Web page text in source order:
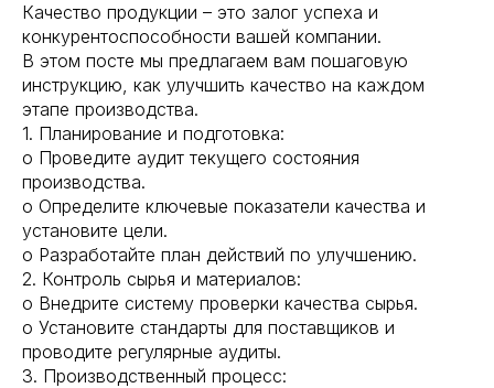
Качество продукции – это залог успеха и
конкурентоспособности вашей компании.
В этом посте мы предлагаем вам пошаговую
инструкцию, как улучшить качество на каждом
этапе производства.
1. Планирование и подготовка:
o Проведите аудит текущего состояния
производства.
o Определите ключевые показатели качества и
установите цели.
o Разработайте план действий по улучшению.
2. Контроль сырья и материалов:
o Внедрите систему проверки качества сырья.
o Установите стандарты для поставщиков и
проводите регулярные аудиты.
3. Производственный процесс: